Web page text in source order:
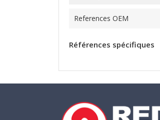
References OEM
Références spécifiques